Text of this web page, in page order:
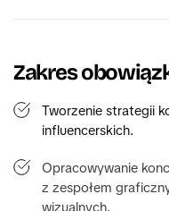
Zakres
Tworzenie strategii
influencerskich.
Opracowywanie
z zespołem
wizualnych.